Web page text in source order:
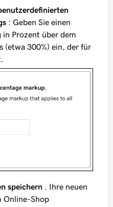
: Geben Sie einen
in Prozent über dem
(etwa 300%) ein, der für
speichern . Ihre neuen
Online-Shop